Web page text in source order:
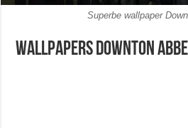
Superbe wallpaper
Wallpapers Downton